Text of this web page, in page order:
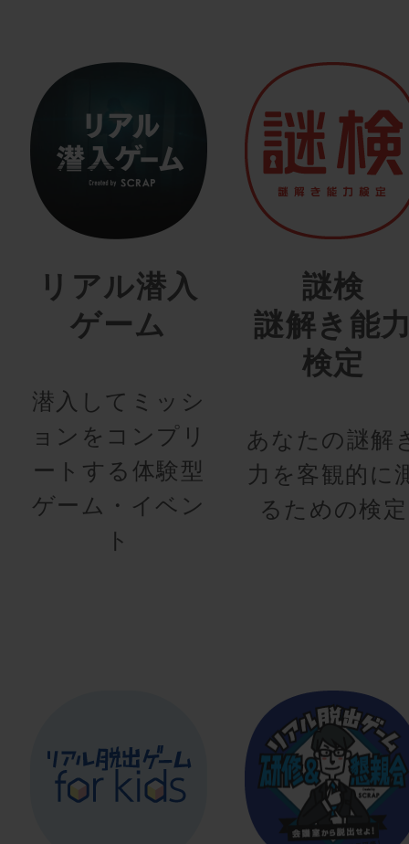
リアル潜入
ゲーム
潜入してミッシ
ョンをコンプリ
ートする体験型
ゲーム・イベン
ト
謎検
謎解き能
検定
あなたの謎解
力を客観的に
るための検定